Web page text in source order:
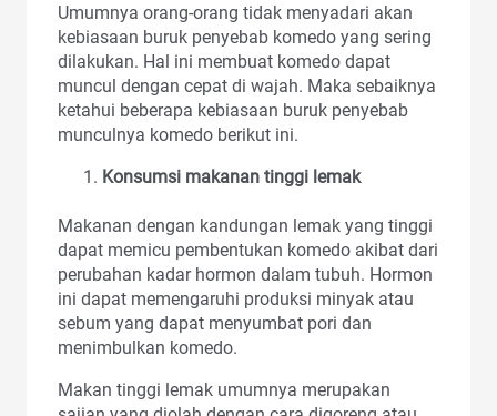
Umumnya orang-orang tidak menyadari akan
kebiasaan buruk penyebab komedo yang sering
dilakukan. Hal ini membuat komedo dapat
muncul dengan cepat di wajah. Maka sebaiknya
ketahui beberapa kebiasaan buruk penyebab
munculnya komedo berikut ini.
Konsumsi makanan tinggi lemak
Makanan dengan kandungan lemak yang tinggi
dapat memicu pembentukan komedo akibat dari
perubahan kadar hormon dalam tubuh. Hormon
ini dapat memengaruhi produksi minyak atau
sebum yang dapat menyumbat pori dan
menimbulkan komedo.
Makan tinggi lemak umumnya merupakan